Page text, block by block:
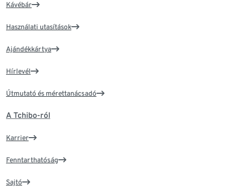
Kávébár
Használati utasítások
Ajándékkártya
Hírlevél
Útmutató és mérettanácsadó
A Tchibo-ról
Karrier
Fenntarthatóság
Sajtó